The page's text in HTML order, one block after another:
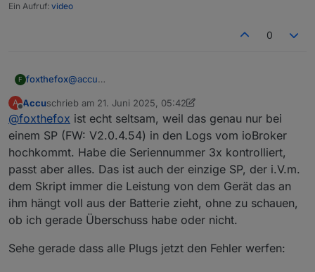
Ein Aufruf: video
0
F foxthefox@accu
CmdFunc 32 könnte etwas mit Gerätesetup/allg.
Einstellung sein. Müsste man genauer anschauen
was da geschickt wird.
A
Offline
Accuschrieb am 21. Juni 2025, 05:42
zuletzt editiert von Accu
@foxthefox ist echt seltsam, weil das genau nur bei
einem SP (FW: V2.0.4.54) in den Logs vom ioBroker
hochkommt. Habe die Seriennummer 3x kontrolliert,
passt aber alles. Das ist auch der einzige SP, der i.V.m.
dem Skript immer die Leistung von dem Gerät das an
ihm hängt voll aus der Batterie zieht, ohne zu schauen,
ob ich gerade Überschuss habe oder nicht.
Sehe gerade dass alle Plugs jetzt den Fehler werfen: